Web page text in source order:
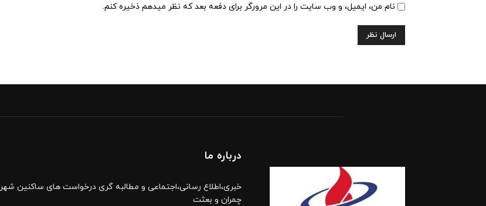
نام من، ایمیل، و وب سایت را در این مرورگر برای دفعه بعد که نظر میدهم ذخیره کنم.
درباره ما
خبری،اطلاع رسانی،اجتماعی و مطالبه گری درخواست های ساکنین شهر
چمران و بعثت